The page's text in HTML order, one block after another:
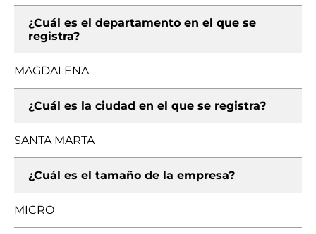
¿Cuál es el departamento en el que se
registra?
MAGDALENA
¿Cuál es la ciudad en el que se registra?
SANTA MARTA
¿Cuál es el tamaño de la empresa?
MICRO